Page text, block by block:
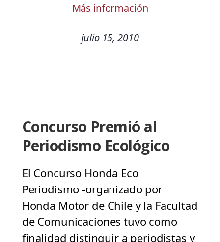
Más información
julio 15, 2010
Concurso Premió al
Periodismo Ecológico
El Concurso Honda Eco
Periodismo -organizado por
Honda Motor de Chile y la Facultad
de Comunicaciones tuvo como
finalidad distinguir a periodistas y